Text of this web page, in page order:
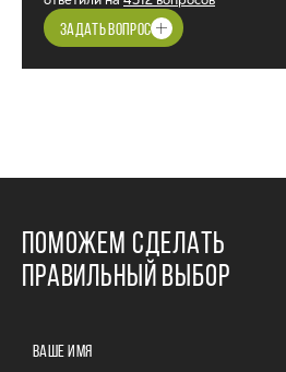
ЗАДАТЬ ВОПРОС
ПОМОЖЕМ СДЕЛАТЬ
ПРАВИЛЬНЫЙ ВЫБОР
ВАШЕ ИМЯ